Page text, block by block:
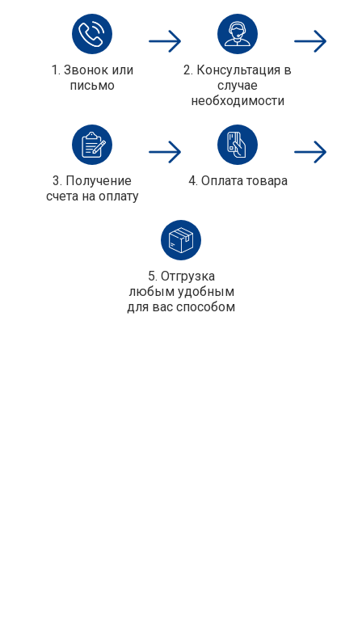
1. Звонок или
письмо
2. Консультация в
случае
необходимости
3. Получение
cчета на оплату
4. Оплата товара
5. Отгрузка
любым удобным
для вас способом